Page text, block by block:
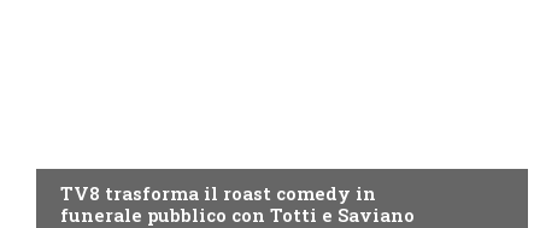
TV8 trasforma il roast comedy in
funerale pubblico con Totti e Saviano